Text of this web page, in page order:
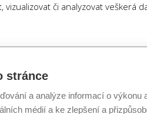
či analyzovat veškerá
stránce
a analýze informací o výkonu
médií a ke zlepšení a